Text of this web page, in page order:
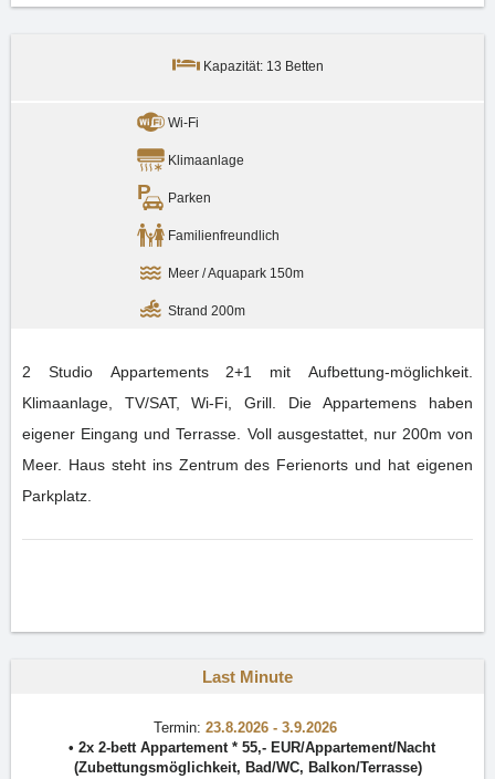
Kapazität: 13 Betten
Wi-Fi
Klimaanlage
Parken
Familienfreundlich
Meer / Aquapark 150m
Strand 200m
2 Studio Appartements 2+1 mit Aufbettung-möglichkeit.
Klimaanlage, TV/SAT, Wi-Fi, Grill. Die Appartemens haben
eigener Eingang und Terrasse. Voll ausgestattet, nur 200m von
Meer. Haus steht ins Zentrum des Ferienorts und hat eigenen
Parkplatz.
Last Minute
Termin: 23.8.2026 - 3.9.2026
• 2x 2-bett Appartement * 55,- EUR/Appartement/Nacht
(Zubettungsmöglichkeit, Bad/WC, Balkon/Terrasse)